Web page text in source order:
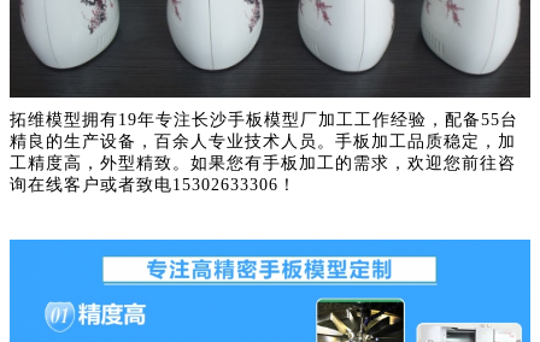
拓维模型拥有19年专注长沙手板模型厂加工工作经验，配备55台
精良的生产设备，百余人专业技术人员。手板加工品质稳定，加
工精度高，外型精致。如果您有手板加工的需求，欢迎您前往咨
询在线客户或者致电15302633306！